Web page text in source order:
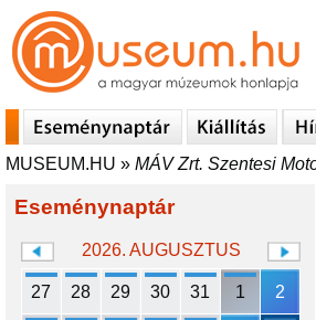
MUSEUM.HU » MÁV Zrt. Szentesi
Eseménynaptár
2026. AUGUSZTUS
27 28 29 30 31 1 2